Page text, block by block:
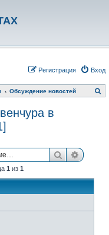
Вход
Регистрация
Обсуждение новостей
о
в
Поиск
1 из 1